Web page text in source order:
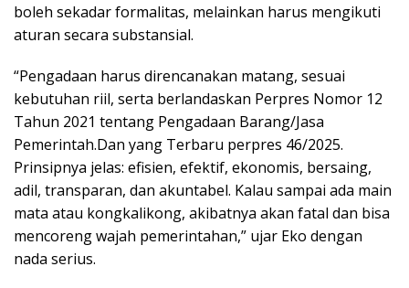
boleh sekadar formalitas, melainkan harus mengikuti
aturan secara substansial.
“Pengadaan harus direncanakan matang, sesuai
kebutuhan riil, serta berlandaskan Perpres Nomor 12
Tahun 2021 tentang Pengadaan Barang/Jasa
Pemerintah.Dan yang Terbaru perpres 46/2025.
Prinsipnya jelas: efisien, efektif, ekonomis, bersaing,
adil, transparan, dan akuntabel. Kalau sampai ada main
mata atau kongkalikong, akibatnya akan fatal dan bisa
mencoreng wajah pemerintahan,” ujar Eko dengan
nada serius.